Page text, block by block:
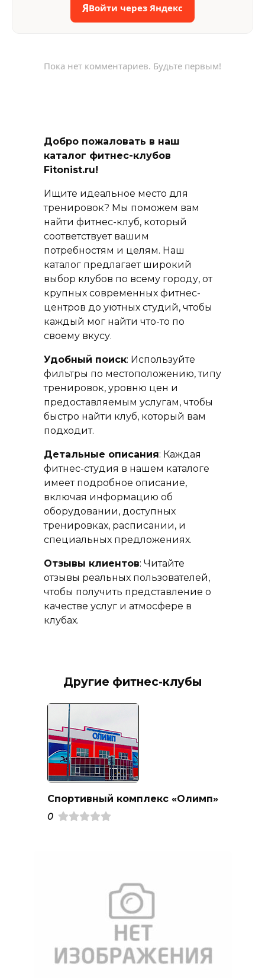
ЯВойти через Яндекс
Пока нет комментариев. Будьте первым!
Добро пожаловать в наш
каталог фитнес-клубов
Fitonist.ru!
Ищите идеальное место для
тренировок? Мы поможем вам
найти фитнес-клуб, который
соответствует вашим
потребностям и целям. Наш
каталог предлагает широкий
выбор клубов по всему городу, от
крупных современных фитнес-
центров до уютных студий, чтобы
каждый мог найти что-то по
своему вкусу.
Удобный поиск: Используйте
фильтры по местоположению, типу
тренировок, уровню цен и
предоставляемым услугам, чтобы
быстро найти клуб, который вам
подходит.
Детальные описания: Каждая
фитнес-студия в нашем каталоге
имеет подробное описание,
включая информацию об
оборудовании, доступных
тренировках, расписании, и
специальных предложениях.
Отзывы клиентов: Читайте
отзывы реальных пользователей,
чтобы получить представление о
качестве услуг и атмосфере в
клубах.
Другие фитнес-клубы
Спортивный комплекс «Олимп»
0